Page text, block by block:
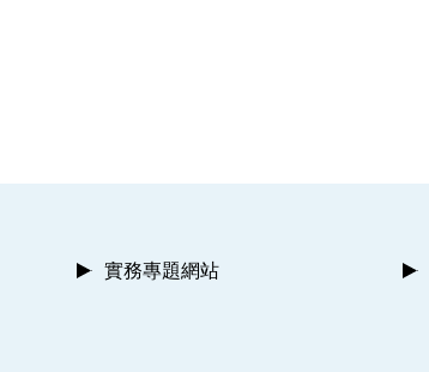
實務專題網站